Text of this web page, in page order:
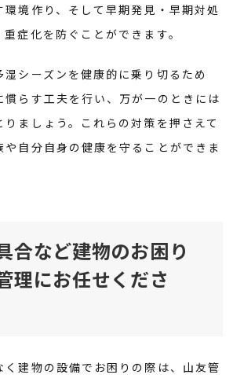
境作り、そして早期発見・早期対処
症化を防ぐことができます。
シーズンを健康的に乗り切るため
慣らす工夫を行い、万が一のときには
ましょう。これらの対策を押さえて
や自分自身の健康を守ることができま
合など建物のお困り
理にお任せくださ
く建物の設備でお困りの際は、山友管